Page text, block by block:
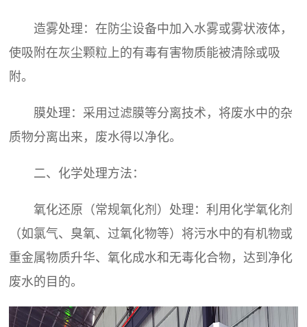
造雾处理：在防尘设备中加入水雾或雾状液体，
使吸附在灰尘颗粒上的有毒有害物质能被清除或吸
附。
膜处理：采用过滤膜等分离技术，将废水中的杂
质物分离出来，废水得以净化。
二、化学处理方法：
氧化还原（常规氧化剂）处理：利用化学氧化剂
（如氯气、臭氧、过氧化物等）将污水中的有机物或
重金属物质升华、氧化成水和无毒化合物，达到净化
废水的目的。